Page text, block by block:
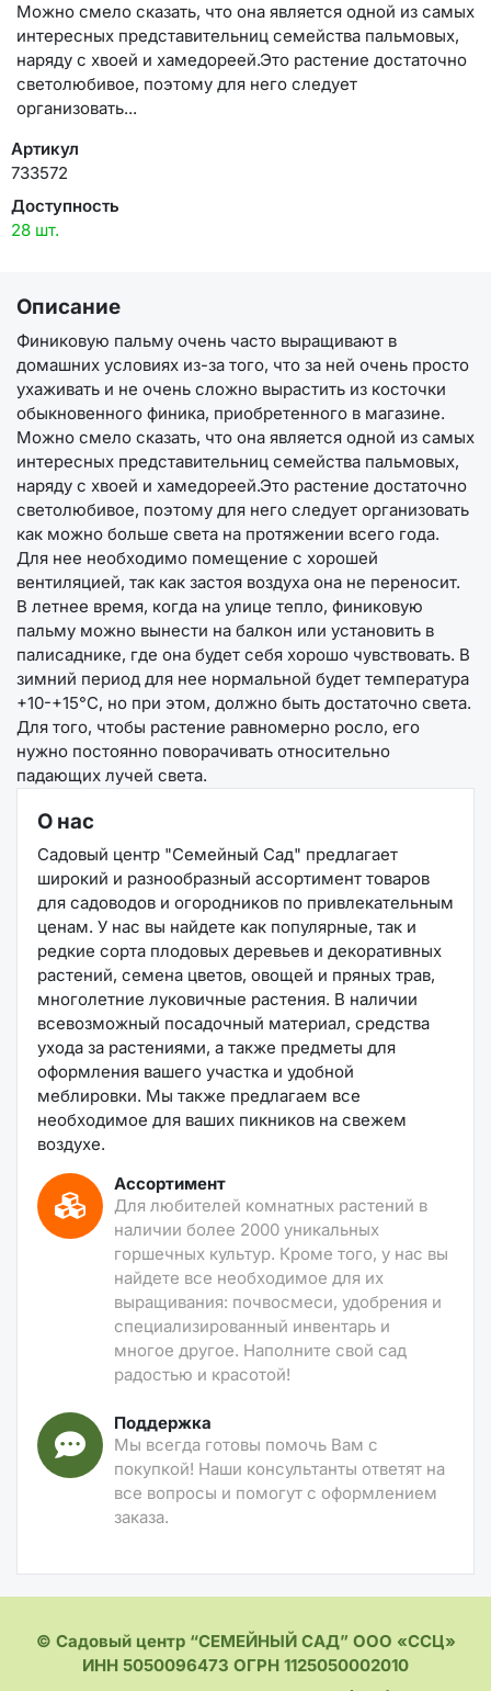
Можно смело сказать, что она является одной из самых
интересных представительниц семейства пальмовых,
наряду с хвоей и хамедореей.Это растение достаточно
светолюбивое, поэтому для него следует
организовать...
Артикул
733572
Доступность
28 шт.
Описание
Финиковую пальму очень часто выращивают в
домашних условиях из-за того, что за ней очень просто
ухаживать и не очень сложно вырастить из косточки
обыкновенного финика, приобретенного в магазине.
Можно смело сказать, что она является одной из самых
интересных представительниц семейства пальмовых,
наряду с хвоей и хамедореей.Это растение достаточно
светолюбивое, поэтому для него следует организовать
как можно больше света на протяжении всего года.
Для нее необходимо помещение с хорошей
вентиляцией, так как застоя воздуха она не переносит.
В летнее время, когда на улице тепло, финиковую
пальму можно вынести на балкон или установить в
палисаднике, где она будет себя хорошо чувствовать. В
зимний период для нее нормальной будет температура
+10-+15°С, но при этом, должно быть достаточно света.
Для того, чтобы растение равномерно росло, его
нужно постоянно поворачивать относительно
падающих лучей света.
О нас
Садовый центр "Семейный Сад" предлагает
широкий и разнообразный ассортимент товаров
для садоводов и огородников по привлекательным
ценам. У нас вы найдете как популярные, так и
редкие сорта плодовых деревьев и декоративных
растений, семена цветов, овощей и пряных трав,
многолетние луковичные растения. В наличии
всевозможный посадочный материал, средства
ухода за растениями, а также предметы для
оформления вашего участка и удобной
меблировки. Мы также предлагаем все
необходимое для ваших пикников на свежем
воздухе.
Ассортимент
Для любителей комнатных растений в
наличии более 2000 уникальных
горшечных культур. Кроме того, у нас вы
найдете все необходимое для их
выращивания: почвосмеси, удобрения и
специализированный инвентарь и
многое другое. Наполните свой сад
радостью и красотой!
Поддержка
Мы всегда готовы помочь Вам с
покупкой! Наши консультанты ответят на
все вопросы и помогут с оформлением
заказа.
© Садовый центр “СЕМЕЙНЫЙ САД” ООО «ССЦ»
ИНН 5050096473 ОГРН 1125050002010